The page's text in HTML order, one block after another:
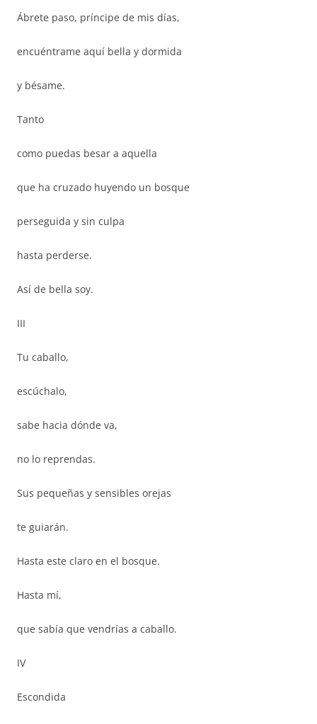
Ábrete paso, príncipe de mis días,
encuéntrame aquí bella y dormida
y bésame.
Tanto
como puedas besar a aquella
que ha cruzado huyendo un bosque
perseguida y sin culpa
hasta perderse.
Así de bella soy.
III
Tu caballo,
escúchalo,
sabe hacia dónde va,
no lo reprendas.
Sus pequeñas y sensibles orejas
te guiarán.
Hasta este claro en el bosque.
Hasta mí,
que sabía que vendrías a caballo.
IV
Escondida